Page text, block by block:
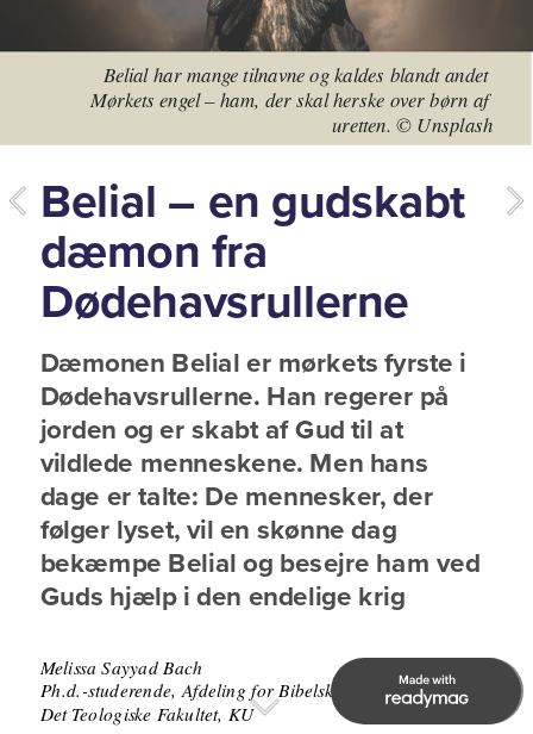
Belial har mange tilnavne og kaldes blandt andet
Mørkets engel – ham, der skal herske over børn af
uretten. © Unsplash
Belial – en gudskabt
dæmon fra
Dødehavsrullerne
Dæmonen Belial er mørkets fyrste i
Dødehavsrullerne. Han regerer på
jorden og er skabt af Gud til at
vildlede menneskene. Men hans
dage er talte: De mennesker, der
følger lyset, vil en skønne dag
bekæmpe Belial og besejre ham ved
Guds hjælp i den endelige krig
Melissa Sayyad Bach
Ph.d.-studerende, Afdeling for Bibelsk Eksegese,
Det Teologiske Fakultet, KU